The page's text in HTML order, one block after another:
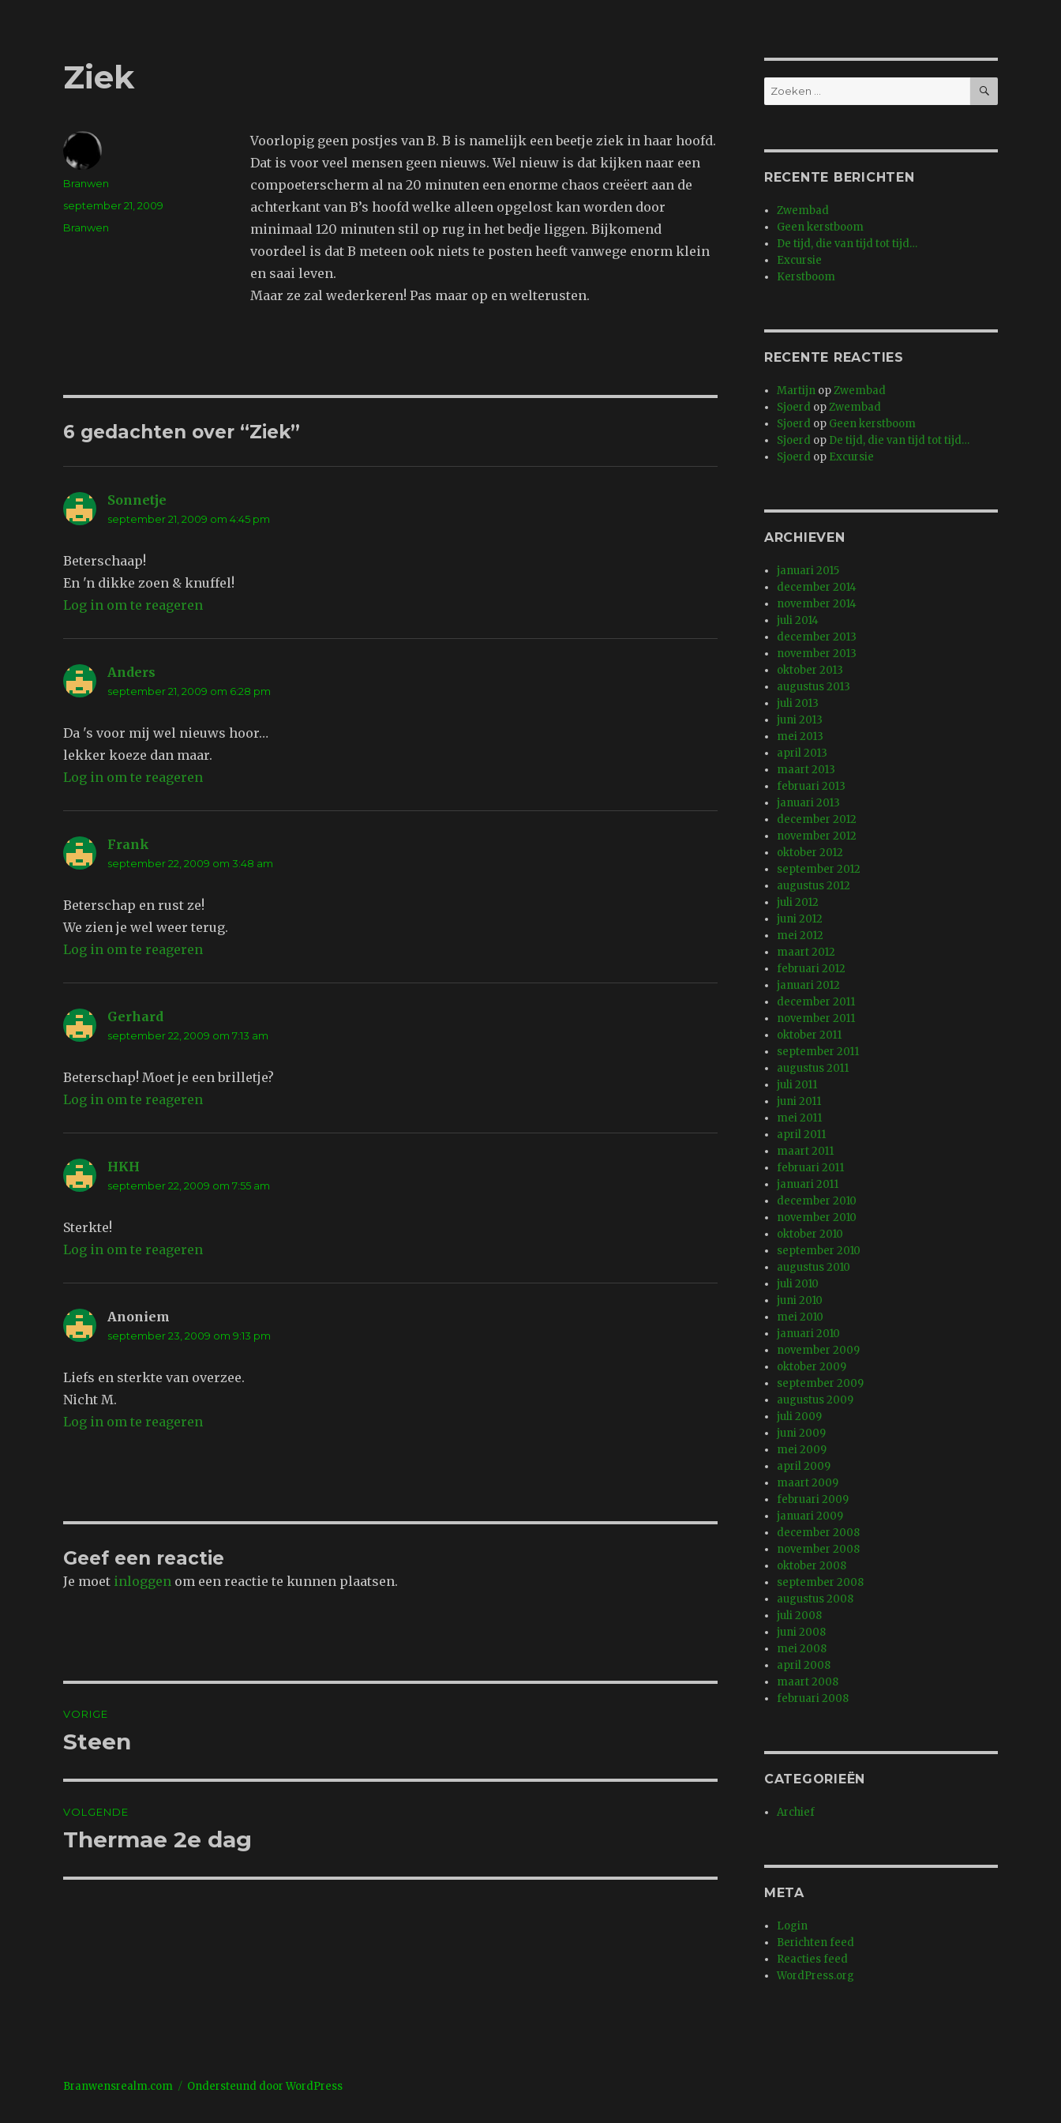
Ziek
Voorlopig geen postjes van B. B is namelijk een beetje ziek in haar hoofd.
Dat is voor veel mensen geen nieuws. Wel nieuw is dat kijken naar een
compoeterscherm al na 20 minuten een enorme chaos creëert aan de
achterkant van B’s hoofd welke alleen opgelost kan worden door
minimaal 120 minuten stil op rug in het bedje liggen. Bijkomend
voordeel is dat B meteen ook niets te posten heeft vanwege enorm klein
en saai leven.
Maar ze zal wederkeren! Pas maar op en welterusten.
Auteur
Branwen
Geplaatst
september 21, 2009
Tags
Branwen
6 gedachten over “Ziek”
Sonnetje
september 21, 2009 om 4:45 pm
Beterschaap!
En 'n dikke zoen & knuffel!
Log in om te reageren
Anders
september 21, 2009 om 6:28 pm
Da 's voor mij wel nieuws hoor…
lekker koeze dan maar.
Log in om te reageren
Frank
september 22, 2009 om 3:48 am
Beterschap en rust ze!
We zien je wel weer terug.
Log in om te reageren
Gerhard
september 22, 2009 om 7:13 am
Beterschap! Moet je een brilletje?
Log in om te reageren
HKH
september 22, 2009 om 7:55 am
Sterkte!
Log in om te reageren
Anoniem
september 23, 2009 om 9:13 pm
Liefs en sterkte van overzee.
Nicht M.
Log in om te reageren
Geef een reactie
Je moet inloggen om een reactie te kunnen plaatsen.
navigatie
VORIGE
Vorig
Steen
VOLGENDE
Volgend
Thermae 2e dag
Zoeken
naar:
ZOEKEN
RECENTE BERICHTEN
Zwembad
Geen kerstboom
De tijd, die van tijd tot tijd…
Excursie
Kerstboom
RECENTE REACTIES
Martijn opZwembad
Sjoerd opZwembad
Sjoerd op Geen kerstboom
Sjoerd op De tijd, die van tijd tot tijd…
Sjoerd op Excursie
ARCHIEVEN
januari 2015
december 2014
november 2014
juli 2014
december 2013
november 2013
oktober 2013
augustus 2013
juli 2013
juni 2013
mei 2013
april 2013
maart 2013
februari 2013
januari 2013
december 2012
november 2012
oktober 2012
september 2012
augustus 2012
juli 2012
juni 2012
mei 2012
maart 2012
februari 2012
januari 2012
december 2011
november 2011
oktober 2011
september 2011
augustus 2011
juli 2011
juni 2011
mei 2011
april 2011
maart 2011
februari 2011
januari 2011
december 2010
november 2010
oktober 2010
september 2010
augustus 2010
juli 2010
juni 2010
mei 2010
januari 2010
november 2009
oktober 2009
september 2009
augustus 2009
juli 2009
juni 2009
mei 2009
april 2009
maart 2009
februari 2009
januari 2009
december 2008
november 2008
oktober 2008
september 2008
augustus 2008
juli 2008
juni 2008
mei 2008
april 2008
maart 2008
februari 2008
CATEGORIEËN
Archief
META
Login
Berichten feed
Reacties feed
WordPress.org
Branwensrealm.com Ondersteund door WordPress